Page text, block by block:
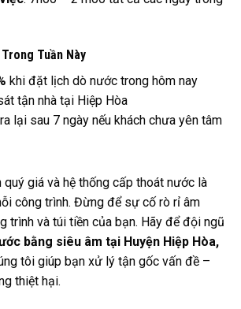
Tuần Này
khi đặt lịch dò nước trong hôm nay
tận nhà tại Hiệp Hòa
lại sau 7 ngày nếu khách chưa yên tâm
quý giá và hệ thống cấp thoát nước là
công trình. Đừng để sự cố rò rỉ âm
trình và túi tiền của bạn. Hãy để đội ngũ
bằng siêu âm tại Huyện Hiệp Hòa,
tôi giúp bạn xử lý tận gốc vấn đề –
thiệt hại.